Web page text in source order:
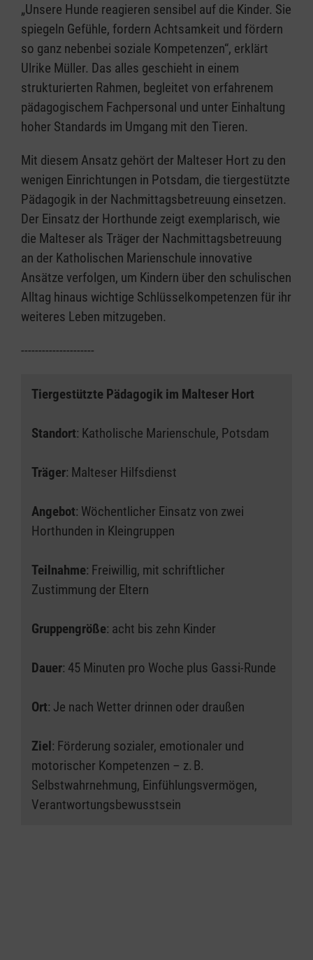
„Unsere Hunde reagieren sensibel auf die Kinder. Sie
spiegeln Gefühle, fordern Achtsamkeit und fördern
so ganz nebenbei soziale Kompetenzen“, erklärt
Ulrike Müller. Das alles geschieht in einem
strukturierten Rahmen, begleitet von erfahrenem
pädagogischem Fachpersonal und unter Einhaltung
hoher Standards im Umgang mit den Tieren.
Mit diesem Ansatz gehört der Malteser Hort zu den
wenigen Einrichtungen in Potsdam, die tiergestützte
Pädagogik in der Nachmittagsbetreuung einsetzen.
Der Einsatz der Horthunde zeigt exemplarisch, wie
die Malteser als Träger der Nachmittagsbetreuung
an der Katholischen Marienschule innovative
Ansätze verfolgen, um Kindern über den schulischen
Alltag hinaus wichtige Schlüsselkompetenzen für ihr
weiteres Leben mitzugeben.
---------------------
Tiergestützte Pädagogik im Malteser Hort
Standort: Katholische Marienschule, Potsdam
Träger: Malteser Hilfsdienst
Angebot: Wöchentlicher Einsatz von zwei
Horthunden in Kleingruppen
Teilnahme: Freiwillig, mit schriftlicher
Zustimmung der Eltern
Gruppengröße: acht bis zehn Kinder
Dauer: 45 Minuten pro Woche plus Gassi-Runde
Ort: Je nach Wetter drinnen oder draußen
Ziel: Förderung sozialer, emotionaler und
motorischer Kompetenzen – z. B.
Selbstwahrnehmung, Einfühlungsvermögen,
Verantwortungsbewusstsein